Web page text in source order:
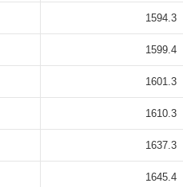
1594.3
1599.4
1601.3
1610.3
1637.3
1645.4